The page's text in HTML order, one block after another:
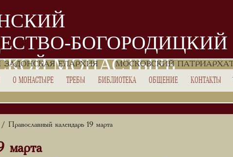
БОГОРОДИЦКИЙ
МОНАСТЫРЬ
ЗАДОНСКАЯ ЕПАРХИЯ МОСКОВСКИЙ ПАТРИАРХАТ
О МОНАСТЫРЕ ТРЕБЫ БИБЛИОТЕКА ОБЩЕНИЕ КОНТАКТЫ
/ Православный календарь 19 марта
марта